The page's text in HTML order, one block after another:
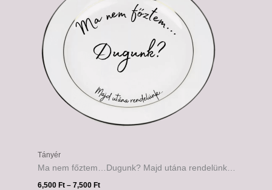
Tányér
Ma nem főztem…Dugunk? Majd utána rendelünk…
6,500 Ft – 7,500 Ft